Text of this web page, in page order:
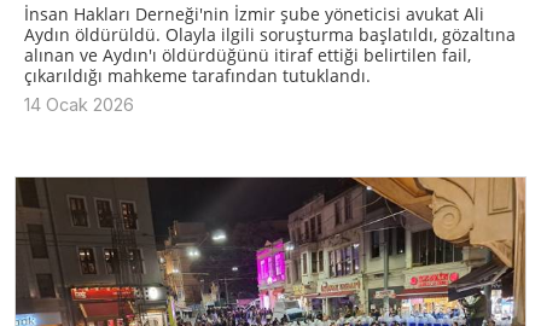
İnsan Hakları Derneği'nin İzmir şube yöneticisi avukat Ali
Aydın öldürüldü. Olayla ilgili soruşturma başlatıldı, gözaltına
alınan ve Aydın'ı öldürdüğünü itiraf ettiği belirtilen fail,
çıkarıldığı mahkeme tarafından tutuklandı.
14 Ocak 2026